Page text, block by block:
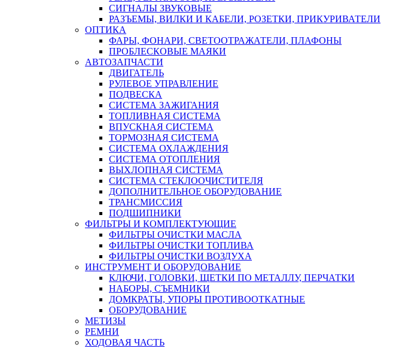
СИГНАЛЫ ЗВУКОВЫЕ
РАЗЪЕМЫ, ВИЛКИ И КАБЕЛИ, РОЗЕТКИ, ПРИКУРИВАТЕЛИ
ОПТИКА
ФАРЫ, ФОНАРИ, СВЕТООТРАЖАТЕЛИ, ПЛАФОНЫ
ПРОБЛЕСКОВЫЕ МАЯКИ
АВТОЗАПЧАСТИ
ДВИГАТЕЛЬ
РУЛЕВОЕ УПРАВЛЕНИЕ
ПОДВЕСКА
СИСТЕМА ЗАЖИГАНИЯ
ТОПЛИВНАЯ СИСТЕМА
ВПУСКНАЯ СИСТЕМА
ТОРМОЗНАЯ СИСТЕМА
СИСТЕМА ОХЛАЖДЕНИЯ
СИСТЕМА ОТОПЛЕНИЯ
ВЫХЛОПНАЯ СИСТЕМА
СИСТЕМА СТЕКЛООЧИСТИТЕЛЯ
ДОПОЛНИТЕЛЬНОЕ ОБОРУДОВАНИЕ
ТРАНСМИССИЯ
ПОДШИПНИКИ
ФИЛЬТРЫ И КОМПЛЕКТУЮЩИЕ
ФИЛЬТРЫ ОЧИСТКИ МАСЛА
ФИЛЬТРЫ ОЧИСТКИ ТОПЛИВА
ФИЛЬТРЫ ОЧИСТКИ ВОЗДУХА
ИНСТРУМЕНТ И ОБОРУДОВАНИЕ
КЛЮЧИ, ГОЛОВКИ, ЩЕТКИ ПО МЕТАЛЛУ, ПЕРЧАТКИ
НАБОРЫ, СЪЕМНИКИ
ДОМКРАТЫ, УПОРЫ ПРОТИВООТКАТНЫЕ
ОБОРУДОВАНИЕ
МЕТИЗЫ
РЕМНИ
ХОДОВАЯ ЧАСТЬ